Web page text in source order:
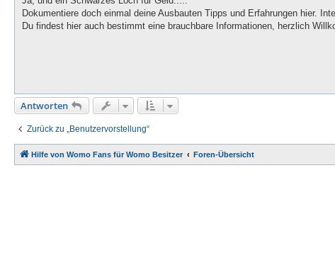
r
a
Dokumentiere doch einmal deine Ausbauten Tipps und Erfahrungen hier.
Du findest hier auch bestimmt eine brauchbare Informationen, herzlich
Antworten
Zurück zu „Benutzervorstellung“
Hilfe von Womo Fans für Womo Besitzer Foren-Übersicht